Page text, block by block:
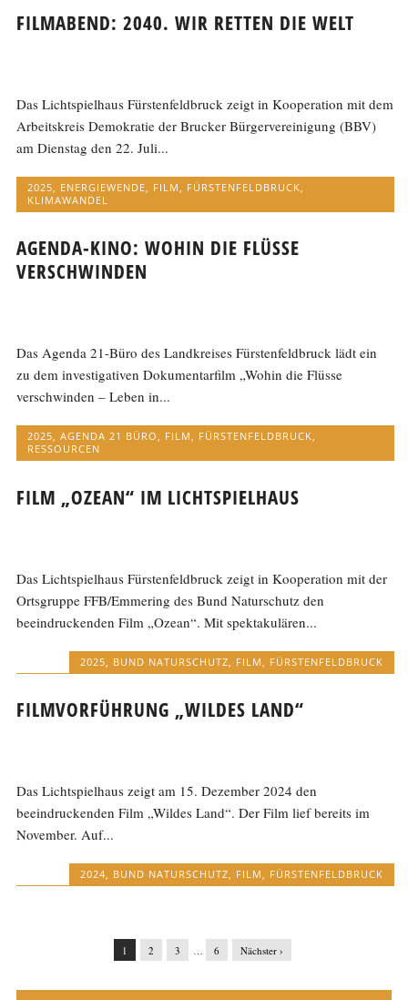
FILMABEND: 2040. WIR RETTEN DIE WELT
Das Lichtspielhaus Fürstenfeldbruck zeigt in Kooperation mit dem
Arbeitskreis Demokratie der Brucker Bürgervereinigung (BBV)
am Dienstag den 22. Juli...
2025, ENERGIEWENDE, FILM, FÜRSTENFELDBRUCK,
KLIMAWANDEL
AGENDA-KINO: WOHIN DIE FLÜSSE
VERSCHWINDEN
Das Agenda 21-Büro des Landkreises Fürstenfeldbruck lädt ein
zu dem investigativen Dokumentarfilm „Wohin die Flüsse
verschwinden – Leben in...
2025,AGENDA 21 BÜRO, FILM, FÜRSTENFELDBRUCK,
RESSOURCEN
FILM „OZEAN“ IM LICHTSPIELHAUS
Das Lichtspielhaus Fürstenfeldbruck zeigt in Kooperation mit der
Ortsgruppe FFB/Emmering des Bund Naturschutz den
beeindruckenden Film „Ozean“. Mit spektakulären...
2025 BUND NATURSCHUTZ FILM FÜRSTENFELDBRUCK
FILMVORFÜHRUNG „WILDES LAND“
Das Lichtspielhaus zeigt am 15. Dezember 2024 den
beeindruckenden Film „Wildes Land“. Der Film lief bereits im
November. Auf...
2024, BUND NATURSCHUTZ, FILM, FÜRSTENFELDBRUCK
1 2 3 … 6 Nächster ›